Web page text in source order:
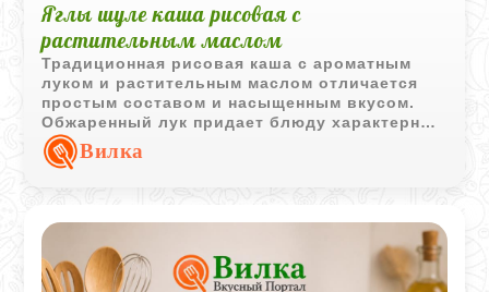
Яглы шуле каша рисовая с
растительным маслом
Традиционная рисовая каша с ароматным
луком и растительным маслом отличается
простым составом и насыщенным вкусом.
Обжаренный лук придает блюду характерный
аромат и золотистый оттенок.
Вилка